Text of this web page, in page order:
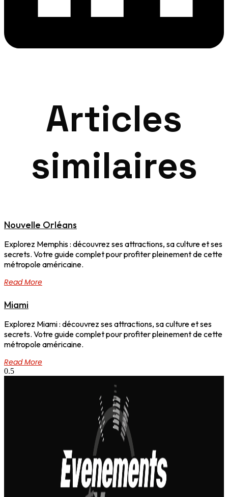
Articles
similaires
Nouvelle Orléans
Explorez Memphis : découvrez ses attractions, sa culture et ses
secrets. Votre guide complet pour profiter pleinement de cette
métropole américaine.
Read More
Miami
Explorez Miami : découvrez ses attractions, sa culture et ses
secrets. Votre guide complet pour profiter pleinement de cette
métropole américaine.
Read More